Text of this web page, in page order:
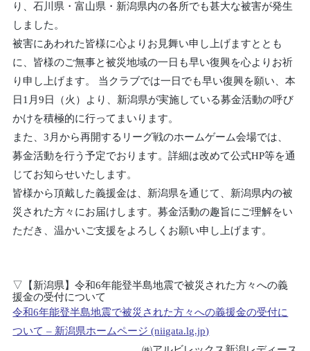
り、石川県・富山県・新潟県内の各所でも甚大な被害が発生
しました。
被害にあわれた皆様に心よりお見舞い申し上げますととも
に、皆様のご無事と被災地域の一日も早い復興を心よりお祈
り申し上げます。 当クラブでは一日でも早い復興を願い、本
日1月9日（火）より、新潟県が実施している募金活動の呼び
かけを積極的に行ってまいります。
また、3月から再開するリーグ戦のホームゲーム会場では、
募金活動を行う予定でおります。詳細は改めて公式HP等を通
じてお知らせいたします。
皆様から頂戴した義援金は、新潟県を通じて、新潟県内の被
災された方々にお届けします。募金活動の趣旨にご理解をい
ただき、温かいご支援をよろしくお願い申し上げます。
▽【新潟県】令和6年能登半島地震で被災された方々への義
援金の受付について
令和6年能登半島地震で被災された方々への義援金の受付に
ついて – 新潟県ホームページ (niigata.lg.jp)